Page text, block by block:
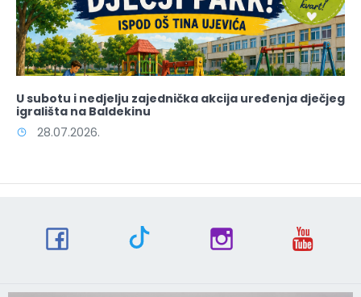
U subotu i nedjelju zajednička akcija uređenja dječjeg
igrališta na Baldekinu
28.07.2026.